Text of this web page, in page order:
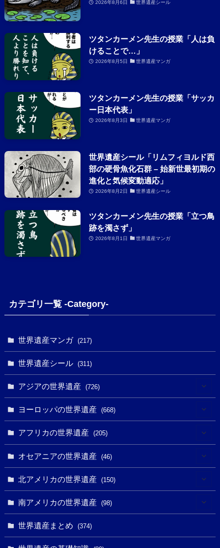
2026年8月6日 世界遺産シール
ツタンカーメン先生の授業「人は負
けることで…」
2026年8月5日 世界遺産マンガ
ツタンカーメン先生の授業「サッカ
ー日本代表」
2026年8月3日 世界遺産マンガ
世界遺産シール「リムフィヨルド西
部の硬骨魚化石群 – 始新世最初期の
進化と気候変動適応」
2026年8月2日 世界遺産シール
ツタンカーメン先生の授業「立つ鳥
跡を濁さず」
2026年8月1日 世界遺産マンガ
カテゴリ一覧 -Category-
世界遺産マンガ (217)
世界遺産シール (311)
アジアの世界遺産 (726)
(6)
(10)
(10)
ヨーロッパの世界遺産 (668)
(4)
(3)
(1)
(43)
アフリカの世界遺産 (205)
(8)
(1)
(32)
オセアニアの世界遺産 (46)
(25)
北アメリカの世界遺産 (150)
(31)
南アメリカの世界遺産 (98)
(4)
世界遺産まとめ (374)